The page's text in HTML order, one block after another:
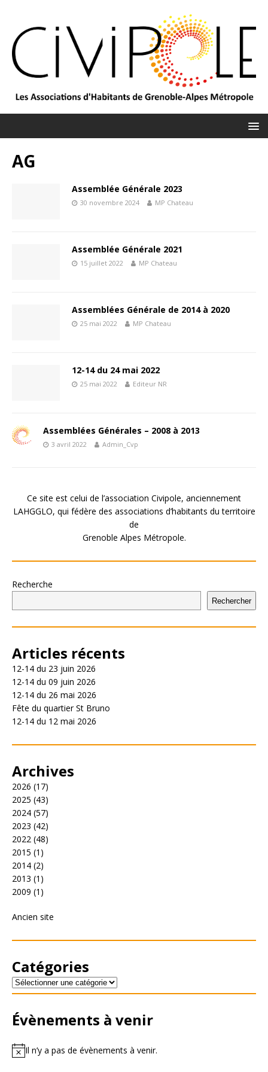
AG
Assemblée Générale 2023
30 novembre 2024 MP Chateau
Assemblée Générale 2021
15 juillet 2022 MP Chateau
Assemblées Générale de 2014 à 2020
25 mai 2022 MP Chateau
12-14 du 24 mai 2022
25 mai 2022 Editeur NR
Assemblées Générales – 2008 à 2013
3 avril 2022 Admin_Cvp
Ce site est celui de l’association Civipole, anciennement
LAHGGLO, qui fédère des associations d’habitants du territoire
de
Grenoble Alpes Métropole.
Recherche
Rechercher
Articles récents
12-14 du 23 juin 2026
12-14 du 09 juin 2026
12-14 du 26 mai 2026
Fête du quartier St Bruno
12-14 du 12 mai 2026
Archives
2026 (17)
2025 (43)
2024 (57)
2023 (42)
2022 (48)
2015 (1)
2014 (2)
2013 (1)
2009 (1)
Ancien site
Catégories
Évènements à venir
Il n’y a pas de évènements à venir.